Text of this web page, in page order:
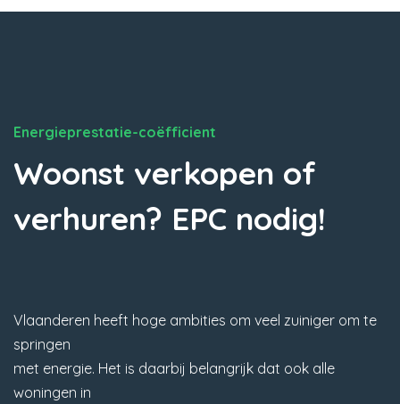
Energieprestatie-coëfficient
Woonst verkopen of
verhuren? EPC nodig!
Vlaanderen heeft hoge ambities om veel zuiniger om te
springen
met energie. Het is daarbij belangrijk dat ook alle
woningen in